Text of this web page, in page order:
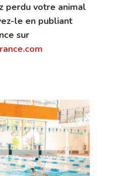
perdu votre animal
le en publiant
sur